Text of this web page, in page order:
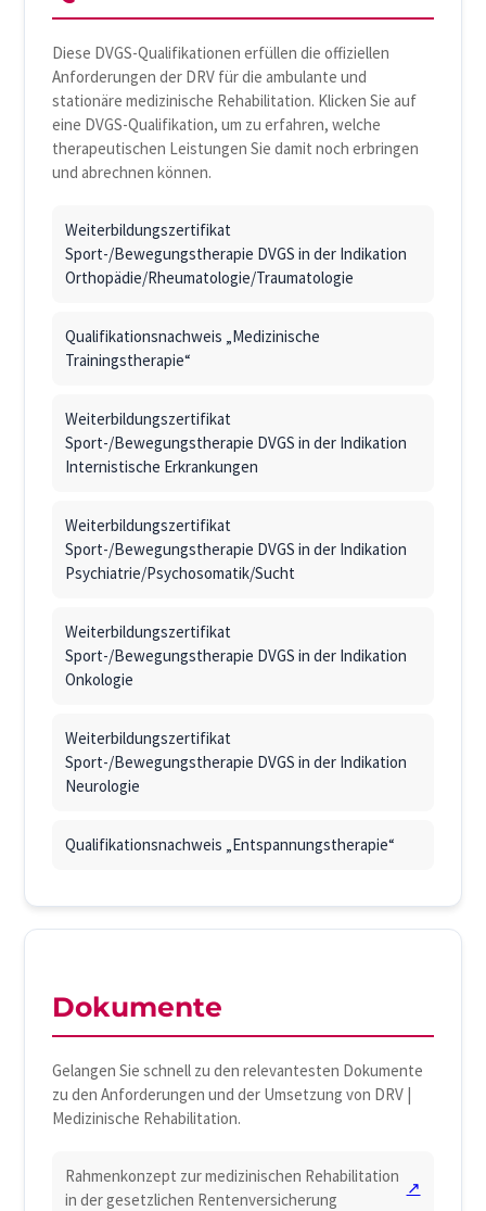
Diese DVGS-Qualifikationen erfüllen die offiziellen
Anforderungen der DRV für die ambulante und
stationäre medizinische Rehabilitation. Klicken Sie auf
eine DVGS-Qualifikation, um zu erfahren, welche
therapeutischen Leistungen Sie damit noch erbringen
und abrechnen können.
Weiterbildungszertifikat
Sport-/Bewegungstherapie DVGS in der Indikation
Orthopädie/Rheumatologie/Traumatologie
Qualifikationsnachweis „Medizinische
Trainingstherapie“
Weiterbildungszertifikat
Sport-/Bewegungstherapie DVGS in der Indikation
Internistische Erkrankungen
Weiterbildungszertifikat
Sport-/Bewegungstherapie DVGS in der Indikation
Psychiatrie/Psychosomatik/Sucht
Weiterbildungszertifikat
Sport-/Bewegungstherapie DVGS in der Indikation
Onkologie
Weiterbildungszertifikat
Sport-/Bewegungstherapie DVGS in der Indikation
Neurologie
Qualifikationsnachweis „Entspannungstherapie“
Dokumente
Gelangen Sie schnell zu den relevantesten Dokumente
zu den Anforderungen und der Umsetzung von DRV |
Medizinische Rehabilitation.
Rahmenkonzept zur medizinischen Rehabilitation
in der gesetzlichen Rentenversicherung
↗